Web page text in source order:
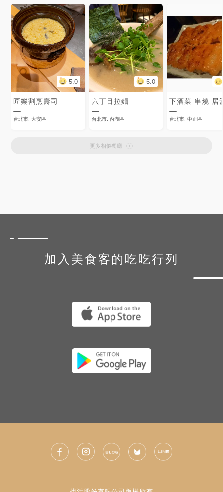
5.0
匠樂割烹壽司
台北市, 大安區
5.0
六丁目拉麵
台北市, 內湖區
下酒菜 串燒 居
台北市, 中正區
更多相似餐廳
加入美食客的吃吃行列